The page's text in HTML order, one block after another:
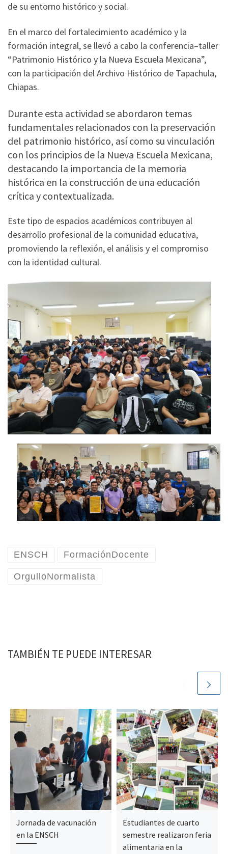
de su entorno histórico y social.
En el marco del fortalecimiento académico y la
formación integral, se llevó a cabo la conferencia–taller
“Patrimonio Histórico y la Nueva Escuela Mexicana”,
con la participación del Archivo Histórico de Tapachula,
Chiapas.
Durante esta actividad se abordaron temas
fundamentales relacionados con la preservación
del patrimonio histórico, así como su vinculación
con los principios de la Nueva Escuela Mexicana,
destacando la importancia de la memoria
histórica en la construcción de una educación
crítica y contextualizada.
Este tipo de espacios académicos contribuyen al
desarrollo profesional de la comunidad educativa,
promoviendo la reflexión, el análisis y el compromiso
con la identidad cultural.
ENSCH FormaciónDocente
OrgulloNormalista
TAMBIÉN TE PUEDE INTERESAR
Jornada de vacunación
en la ENSCH
Estudiantes de cuarto
semestre realizaron feria
alimentaria en la